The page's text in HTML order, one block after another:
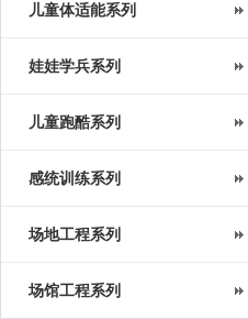
儿童体适能系列
娃娃学兵系列
儿童跑酷系列
感统训练系列
场地工程系列
场馆工程系列